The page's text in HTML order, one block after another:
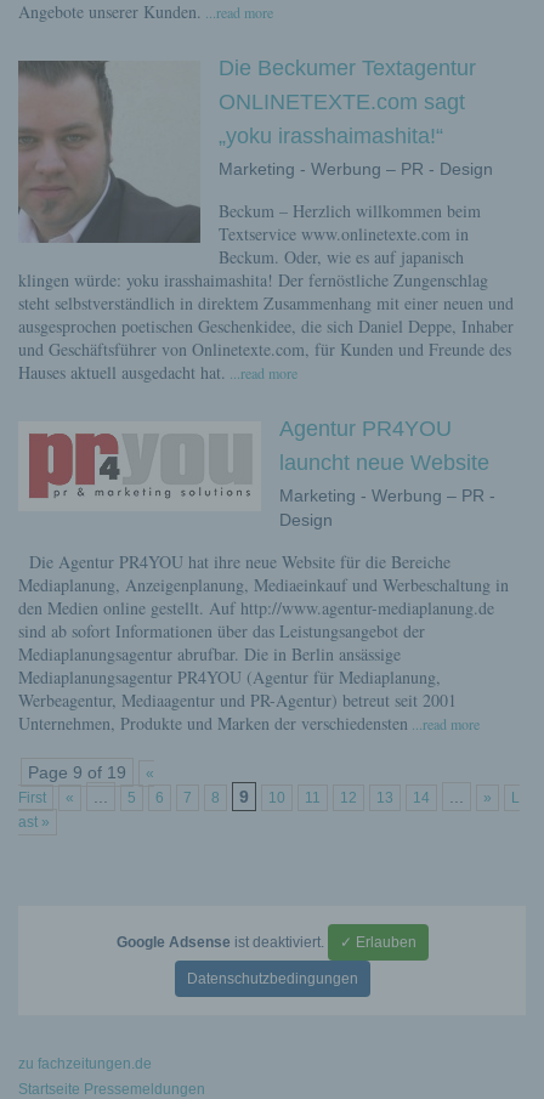
Angebote unserer Kunden. ...read more
Die Beckumer Textagentur
ONLINETEXTE.com sagt
„yoku irasshaimashita!“
Marketing - Werbung – PR - Design
Beckum – Herzlich willkommen beim
Textservice www.onlinetexte.com in
Beckum. Oder, wie es auf japanisch
klingen würde: yoku irasshaimashita! Der fernöstliche Zungenschlag
steht selbstverständlich in direktem Zusammenhang mit einer neuen und
ausgesprochen poetischen Geschenkidee, die sich Daniel Deppe, Inhaber
und Geschäftsführer von Onlinetexte.com, für Kunden und Freunde des
Hauses aktuell ausgedacht hat. ...read more
Agentur PR4YOU
launcht neue Website
Marketing - Werbung – PR -
Design
Die Agentur PR4YOU hat ihre neue Website für die Bereiche
Mediaplanung, Anzeigenplanung, Mediaeinkauf und Werbeschaltung in
den Medien online gestellt. Auf http://www.agentur-mediaplanung.de
sind ab sofort Informationen über das Leistungsangebot der
Mediaplanungsagentur abrufbar. Die in Berlin ansässige
Mediaplanungsagentur PR4YOU (Agentur für Mediaplanung,
Werbeagentur, Mediaagentur und PR-Agentur) betreut seit 2001
Unternehmen, Produkte und Marken der verschiedensten ...read more
Page 9 of 19
«
First
« 5 6 7 8 9 10 11 12 13 14 »
L
ast »
Google Adsense ist deaktiviert. ✓ Erlauben
Datenschutzbedingungen
zu fachzeitungen.de
Startseite Pressemeldungen